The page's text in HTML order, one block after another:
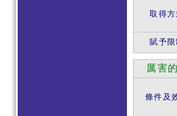
取得方
賦予限
厲害的
條件及